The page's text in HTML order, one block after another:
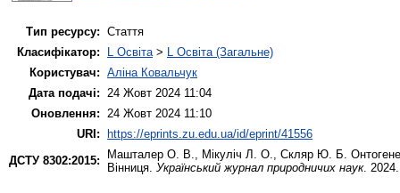
Тип ресурсу: Стаття
Класифікатор:
L Освіта> L Освіта (Загальне)
Користувач: Аліна Ковальчук
Дата подачі: 24 Жовт 2024 11:04
Оновлення: 24 Жовт 2024 11:10
URI:
https://eprints.zu.edu.ua/id/eprint/41556
ДСТУ 8302:2015:
Машталер О. В., Мікуліч Л. О., Скляр Ю. Б.
Вінниця. Український журнал природничих наук.